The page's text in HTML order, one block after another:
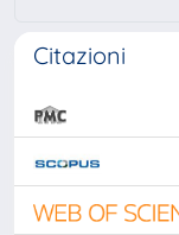
Citazioni